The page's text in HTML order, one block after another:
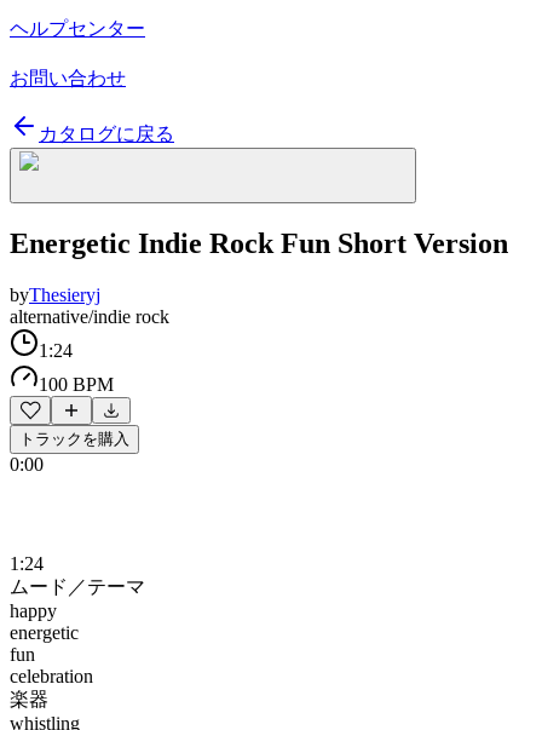
ヘルプセンター
お問い合わせ
カタログに戻る
Energetic Indie Rock Fun Short Version
byThesieryj
alternative/indie rock
1:24
100 BPM
トラックを購入
0:00
1:24
ムード／テーマ
happy
energetic
fun
celebration
楽器
whistling